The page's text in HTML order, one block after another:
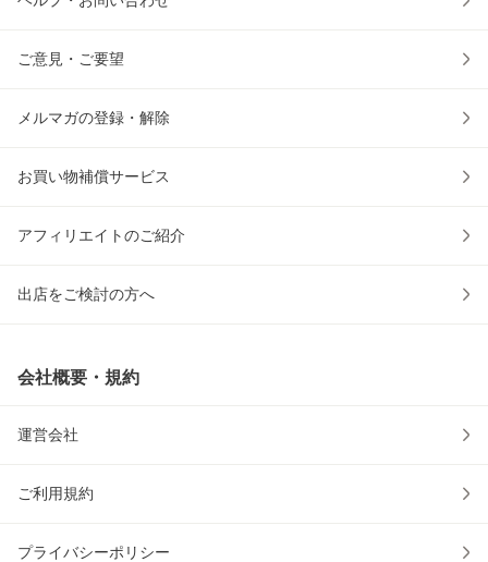
ご意見・ご要望
メルマガの登録・解除
お買い物補償サービス
アフィリエイトのご紹介
出店をご検討の方へ
会社概要・規約
運営会社
ご利用規約
プライバシーポリシー